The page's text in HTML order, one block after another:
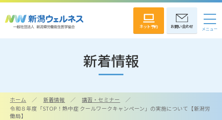
お問い合わせ
ネット予約
新着情報
ホーム 新着情報
講習・セミナー
令和８年度「STOP！熱中症 クールワークキャンペーン」の実施について【新潟労
働局】